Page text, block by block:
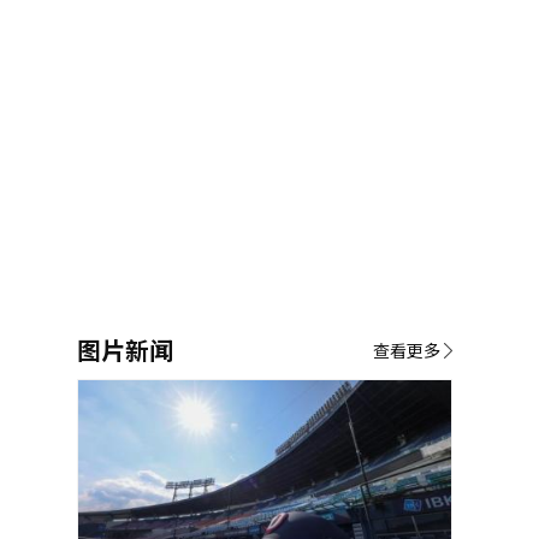
图片新闻 查看更多